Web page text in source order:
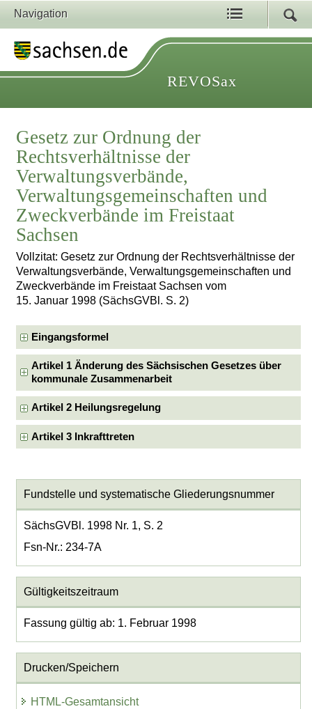
Navigation
REVOSax
Gesetz zur Ordnung der
Rechtsverhältnisse der
Verwaltungsverbände,
Verwaltungsgemeinschaften und
Zweckverbände im Freistaat
Sachsen
Vollzitat: Gesetz zur Ordnung der Rechtsverhältnisse der
Verwaltungsverbände, Verwaltungsgemeinschaften und
Zweckverbände im Freistaat Sachsen vom
15. Januar 1998 (SächsGVBl. S. 2)
Eingangsformel
Artikel 1 Änderung des Sächsischen Gesetzes über
kommunale Zusammenarbeit
Artikel 2 Heilungsregelung
Artikel 3 Inkrafttreten
Fundstelle und systematische Gliederungsnummer
SächsGVBl. 1998 Nr. 1, S. 2
Fsn-Nr.: 234-7A
Gültigkeitszeitraum
Fassung gültig ab: 1. Februar 1998
Drucken/Speichern
HTML-Gesamtansicht